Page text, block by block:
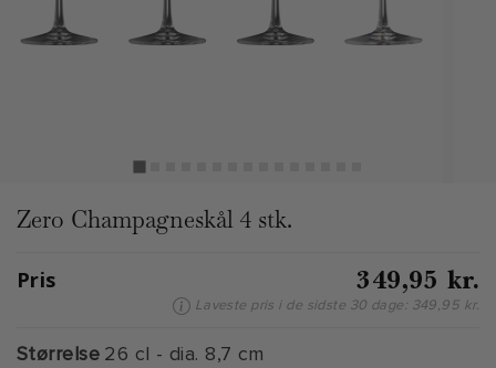
Zero Champagneskål 4 stk.
Pris 349,95 kr.
Laveste pris i de sidste 30 dage: 349,95 kr.
Størrelse 26 cl - dia. 8,7 cm